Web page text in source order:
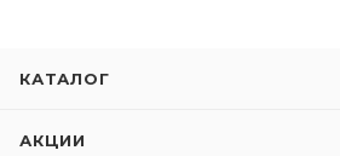
КАТАЛОГ
АКЦИИ